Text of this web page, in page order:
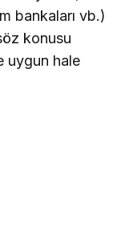
bankaları vb.)
konusu
uygun hale